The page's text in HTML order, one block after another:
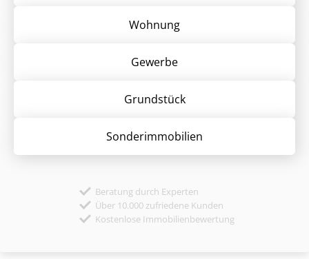
Wohnung
Gewerbe
Grund­stück
Sonder­immobilien
Beratung durch Experten
Über 10.000 zufriedene Kunden
Kostenlose Immobilienbewertung